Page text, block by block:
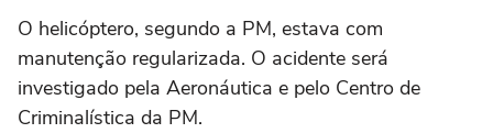
O helicóptero, segundo a PM, estava com
manutenção regularizada. O acidente será
investigado pela Aeronáutica e pelo Centro de
Criminalística da PM.